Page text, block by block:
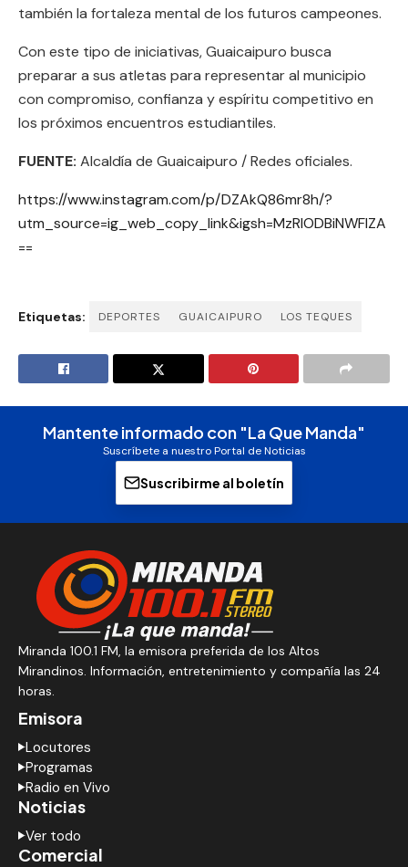
también la fortaleza mental de los futuros campeones.
Con este tipo de iniciativas, Guaicaipuro busca
preparar a sus atletas para representar al municipio
con compromiso, confianza y espíritu competitivo en
los próximos encuentros estudiantiles.
FUENTE: Alcaldía de Guaicaipuro / Redes oficiales.
https://www.instagram.com/p/DZAkQ86mr8h/?
utm_source=ig_web_copy_link&igsh=MzRlODBiNWFlZA
==
Etiquetas: DEPORTES GUAICAIPURO LOS TEQUES
Mantente informado con "La Que Manda"
Suscríbete a nuestro Portal de Noticias
Suscribirme al boletín
Miranda 100.1 FM, la emisora preferida de los Altos
Mirandinos. Información, entretenimiento y compañía las 24
horas.
Emisora
Locutores
Programas
Radio en Vivo
Noticias
Ver todo
Comercial